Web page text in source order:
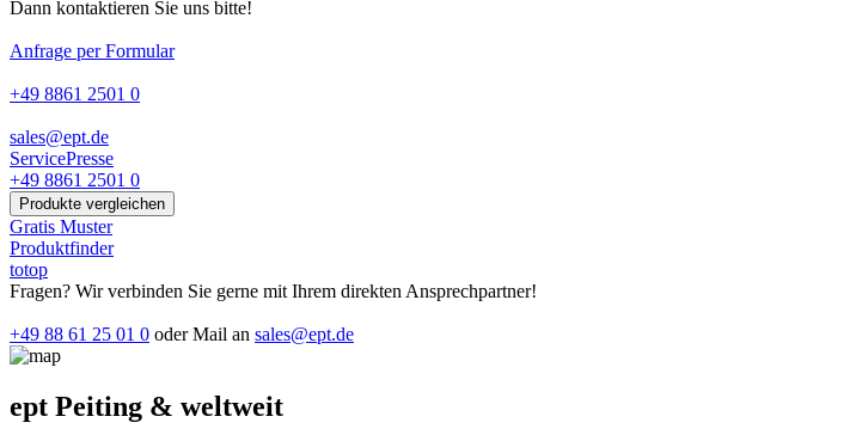
Dann kontaktieren Sie uns bitte!
Anfrage per Formular
+49 8861 2501 0
sales@ept.de
ServicePresse
+49 8861 2501 0
Produkte vergleichen
Gratis Muster
Produktfinder
totop
Fragen? Wir verbinden Sie gerne mit Ihrem direkten Ansprechpartner!
+49 88 61 25 01 0 oder Mail an sales@ept.de
ept Peiting & weltweit